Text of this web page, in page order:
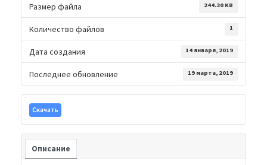
Размер файла 244.30 KB
Количество файлов 1
Дата создания 14 января, 2019
Последнее обновление 19 марта, 2019
Скачать
Описание